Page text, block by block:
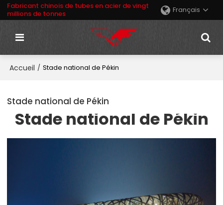
Fabricant chinois de tubes en acier de vingt
millions de tonnes
Français
Accueil / Stade national de Pékin
Stade national de Pékin
Stade national de Pékin